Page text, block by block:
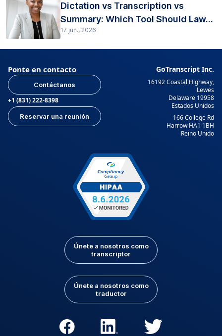
Dictation vs Transcription vs
Summary: Which Tool Should Law...
17 jun., 2026
Ponte en contacto
Contáctanos
+1 (831) 222-8398
Reservar una reunión
GoTranscript Inc.
16192 Coastal Highway,
Lewes
Delaware 19958
Estados Unidos
166 College Rd
Harrow HA1 1BH
Reino Unido
Únete a nosotros como
transcriptor
Únete a nosotros como
traductor